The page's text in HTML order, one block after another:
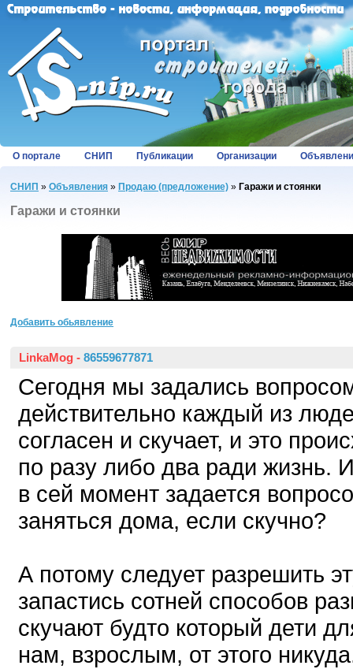
О портале СНИП Публикации Организации
СНИП » Объявления » Продаю (предложение) » Гаражи и стоянки
Гаражи и стоянки
Добавить обьявление
LinkaMog - 86559677871
Сегодня мы задались
действительно каждый из
согласен и скучает, и это
по разу либо два ради жизнь.
в сей момент задается
заняться дома, если скучно?
А потому следует разрешить
запастись сотней способов
скучают будто который дети
нам, взрослым, от этого